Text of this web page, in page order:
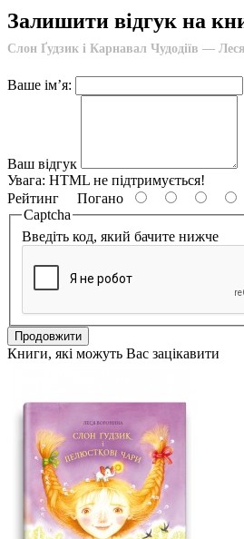
Залишити відгук на
Слон Ґудзик і Карнавал Чудодіїв —
Ваше ім’я:
Ваш відгук
Увага: HTML не підтримується!
Рейтинг Погано
Captcha
Введіть код, який бачите нижче
Продовжити
Книги, які можуть Вас зацікавити